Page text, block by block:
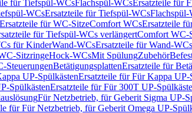
für Tiefspül-WCsFlachspül-WCsErsatzteile für
WCsErsatzteile für Tiefspül-WCsFlachspül-
Ersatzteile für WC-SitzeComfort WCsErsatzteile
für Tiefspül-WCs verlängertComfort WC-
für KinderWand-WCsErsatzteile für Wand-WCs
SitzringeHock-WCsMit SpülungZubehör
SteuerungenBetätigungsplattenErsatzteile für
UP-SpülkästenErsatzteile für Für Kappa UP-
SpülkästenErsatzteile für Für 300T UP-
Für Netzbetrieb, für Geberit Sigma UP-
für Für Netzbetrieb, für Geberit Omega UP-